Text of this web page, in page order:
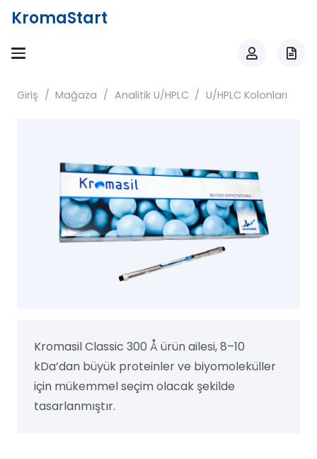
KromaStart
Giriş / Mağaza / Analitik U/HPLC / U/HPLC Kolonları
Kromasil Classic 300 Å ürün ailesi, 8–10
kDa’dan büyük proteinler ve biyomoleküller
için mükemmel seçim olacak şekilde
tasarlanmıştır.